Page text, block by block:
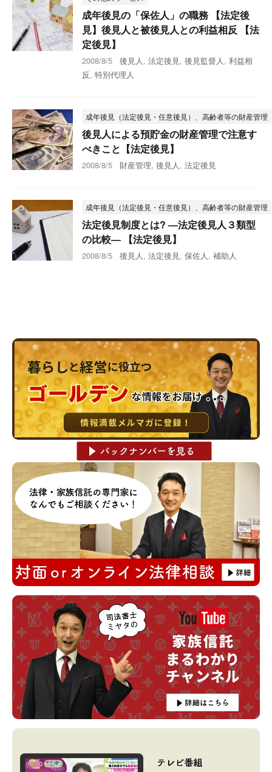
成年後見の「保佐人」の職務 【法定後
見】後見人と被後見人との利益相反 【法
定後見】
2008/8/5 後見人, 法定後見, 後見監督人, 利益相
反, 特別代理人
成年後見（法定後見・任意後見）、高齢者等の財産管理
後見人による預貯金の財産管理で注意す
べきこと【法定後見】
2008/8/5 財産管理, 後見人, 法定後見
成年後見（法定後見・任意後見）、高齢者等の財産管理
法定後見制度とは? ―法定後見人３類型
の比較― 【法定後見】
2008/8/5 後見人, 法定後見, 保佐人, 補助人